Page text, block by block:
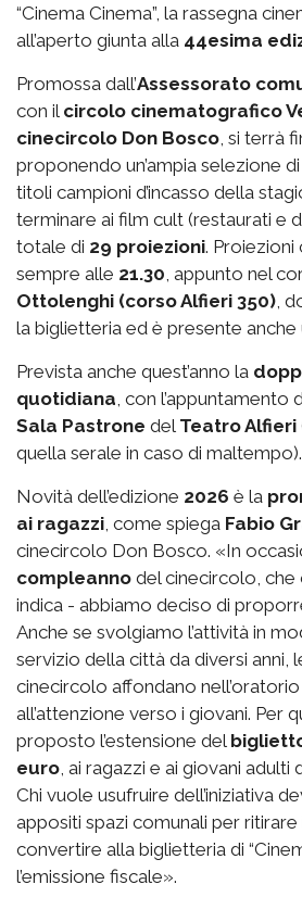
“Cinema Cinema”, la rassegna
all’aperto giunta alla 44esima
Promossa dall’Assessorato
con il circolo cinematografico
cinecircolo Don Bosco , si terrà
proponendo un’ampia selezione
titoli campioni d’incasso della
terminare ai film cult (restaurati e
totale di 29 proiezioni. Proiezioni
sempre alle 21.30 , appunto nel
Ottolenghi (corso Alfieri 350) ,
la biglietteria ed è presente
Prevista anche quest’anno la
quotidiana , con l’appuntamento
Sala Pastrone del Teatro Alfieri
quella serale in caso di maltempo).
Novità dell’edizione 2026 è la
ai ragazzi , come spiega Fabio
cinecircolo Don Bosco. «In
compleanno del cinecircolo, che
indica - abbiamo deciso di
Anche se svolgiamo l’attività in
servizio della città da diversi anni,
cinecircolo affondano
all’attenzione verso i giovani. Per
proposto l’estensione del
euro , ai ragazzi e ai giovani adulti
Chi vuole usufruire dell’iniziativa
appositi spazi comunali per
convertire alla biglietteria di
l’emissione fiscale».